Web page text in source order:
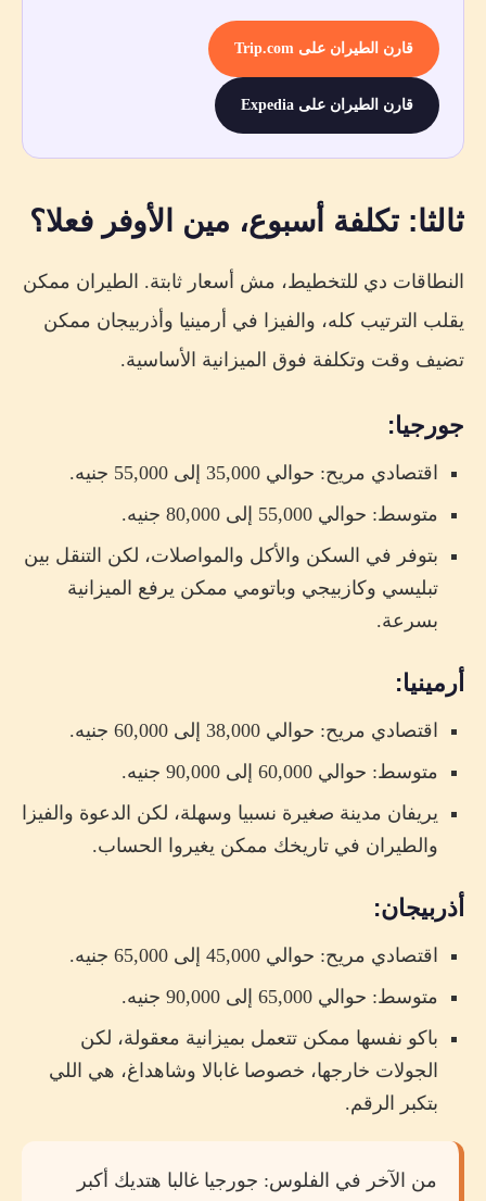
قارن الطيران على Trip.com
قارن الطيران على Expedia
ثالثا: تكلفة أسبوع، مين الأوفر فعلا؟
النطاقات دي للتخطيط، مش أسعار ثابتة. الطيران ممكن
يقلب الترتيب كله، والفيزا في أرمينيا وأذربيجان ممكن
تضيف وقت وتكلفة فوق الميزانية الأساسية.
جورجيا:
اقتصادي مريح: حوالي 35,000 إلى 55,000 جنيه.
متوسط: حوالي 55,000 إلى 80,000 جنيه.
بتوفر في السكن والأكل والمواصلات، لكن التنقل بين
تبليسي وكازبيجي وباتومي ممكن يرفع الميزانية
بسرعة.
أرمينيا:
اقتصادي مريح: حوالي 38,000 إلى 60,000 جنيه.
متوسط: حوالي 60,000 إلى 90,000 جنيه.
يريفان مدينة صغيرة نسبيا وسهلة، لكن الدعوة والفيزا
والطيران في تاريخك ممكن يغيروا الحساب.
أذربيجان:
اقتصادي مريح: حوالي 45,000 إلى 65,000 جنيه.
متوسط: حوالي 65,000 إلى 90,000 جنيه.
باكو نفسها ممكن تتعمل بميزانية معقولة، لكن
الجولات خارجها، خصوصا غابالا وشاهداغ، هي اللي
بتكبر الرقم.
من الآخر في الفلوس: جورجيا غالبا هتديك أكبر